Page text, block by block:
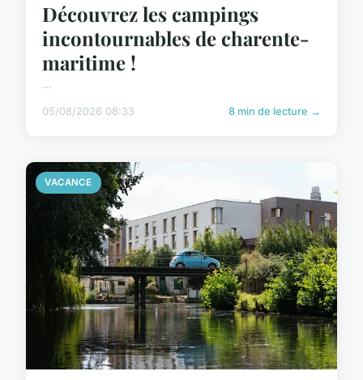
Découvrez les campings
incontournables de charente-
maritime !
...
05/08/2026 08:33 8 min de lecture →
VACANCE